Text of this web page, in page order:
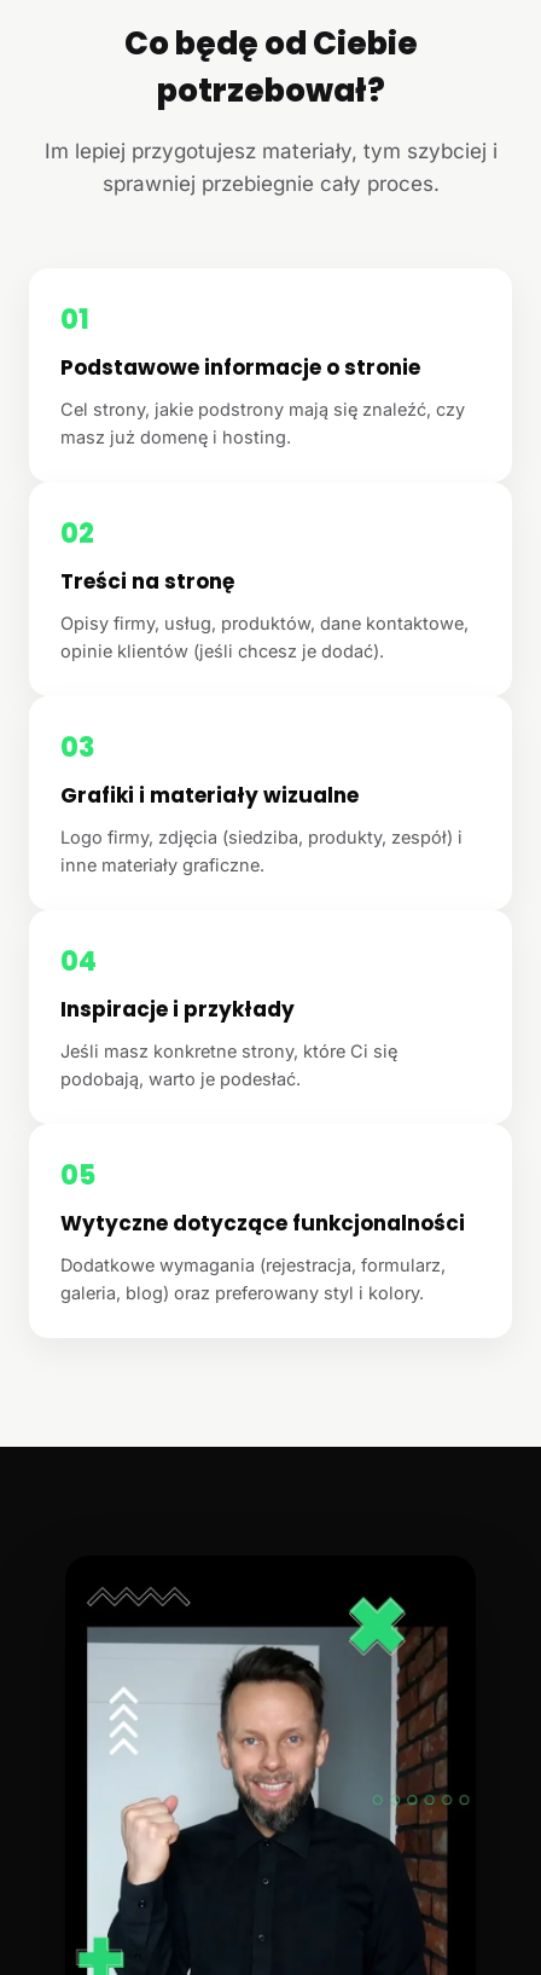
Co będę od Ciebie
potrzebował?
Im lepiej przygotujesz materiały, tym szybciej i
sprawniej przebiegnie cały proces.
01
Podstawowe informacje o stronie
Cel strony, jakie podstrony mają się znaleźć, czy
masz już domenę i hosting.
02
Treści na stronę
Opisy firmy, usług, produktów, dane kontaktowe,
opinie klientów (jeśli chcesz je dodać).
03
Grafiki i materiały wizualne
Logo firmy, zdjęcia (siedziba, produkty, zespół) i
inne materiały graficzne.
04
Inspiracje i przykłady
Jeśli masz konkretne strony, które Ci się
podobają, warto je podesłać.
05
Wytyczne dotyczące funkcjonalności
Dodatkowe wymagania (rejestracja, formularz,
galeria, blog) oraz preferowany styl i kolory.